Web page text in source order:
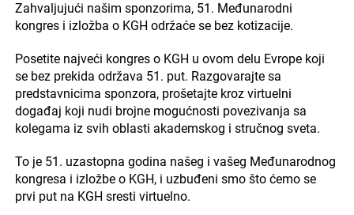
Zahvaljujući našim sponzorima, 51. Međunarodni
kongres i izložba o KGH održaće se bez kotizacije.
Posetite najveći kongres o KGH u ovom delu Evrope koji
se bez prekida održava 51. put. Razgovarajte sa
predstavnicima sponzora, prošetajte kroz virtuelni
događaj koji nudi brojne mogućnosti povezivanja sa
kolegama iz svih oblasti akademskog i stručnog sveta.
To je 51. uzastopna godina našeg i vašeg Međunarodnog
kongresa i izložbe o KGH, i uzbuđeni smo što ćemo se
prvi put na KGH sresti virtuelno.